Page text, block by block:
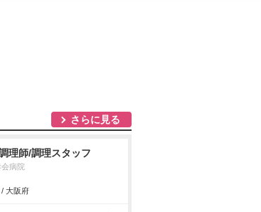
さらに見る
理師/調理スタッフ
病院
大阪府